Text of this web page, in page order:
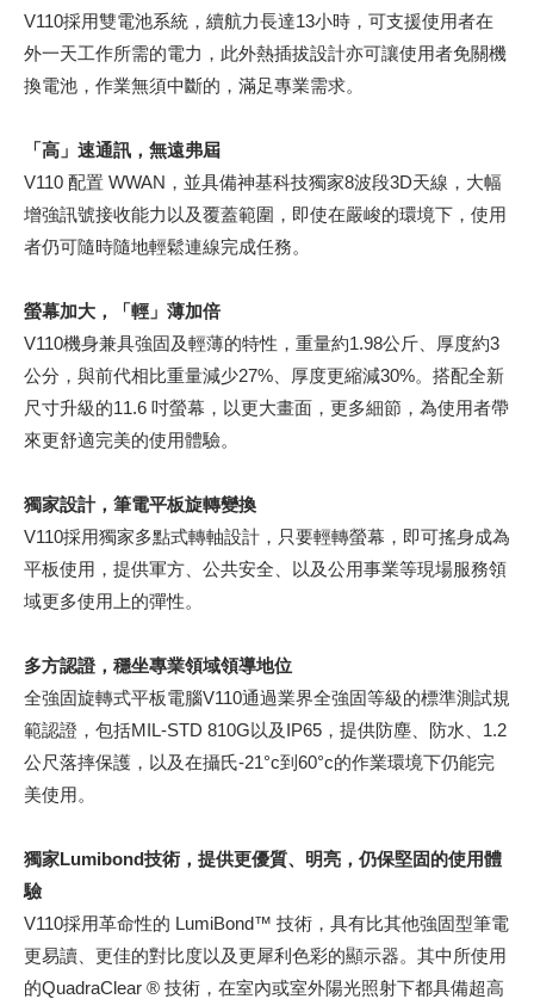
V110採用雙電池系統，續航力長達13小時，可支援使用者在
外一天工作所需的電力，此外熱插拔設計亦可讓使用者免關機
換電池，作業無須中斷的，滿足專業需求。
「高」速通訊，無遠弗屆
V110 配置 WWAN，並具備神基科技獨家8波段3D天線，大幅
增強訊號接收能力以及覆蓋範圍，即使在嚴峻的環境下，使用
者仍可隨時隨地輕鬆連線完成任務。
螢幕加大，「輕」薄加倍
V110機身兼具強固及輕薄的特性，重量約1.98公斤、厚度約3
公分，與前代相比重量減少27%、厚度更縮減30%。搭配全新
尺寸升級的11.6 吋螢幕，以更大畫面，更多細節，為使用者帶
來更舒適完美的使用體驗。
獨家設計，筆電平板旋轉變換
V110採用獨家多點式轉軸設計，只要輕轉螢幕，即可搖身成為
平板使用，提供軍方、公共安全、以及公用事業等現場服務領
域更多使用上的彈性。
多方認證，穩坐專業領域領導地位
全強固旋轉式平板電腦V110通過業界全強固等級的標準測試規
範認證，包括MIL-STD 810G以及IP65，提供防塵、防水、1.2
公尺落摔保護，以及在攝氏-21°c到60°c的作業環境下仍能完
美使用。
獨家Lumibond技術，提供更優質、明亮，仍保堅固的使用體
驗
V110採用革命性的 LumiBond™ 技術，具有比其他強固型筆電
更易讀、更佳的對比度以及更犀利色彩的顯示器。其中所使用
的QuadraClear ® 技術，在室內或室外陽光照射下都具備超高